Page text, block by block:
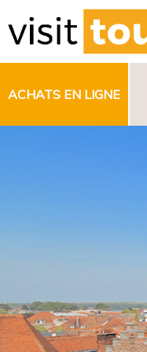
ACHATS EN LIGNE